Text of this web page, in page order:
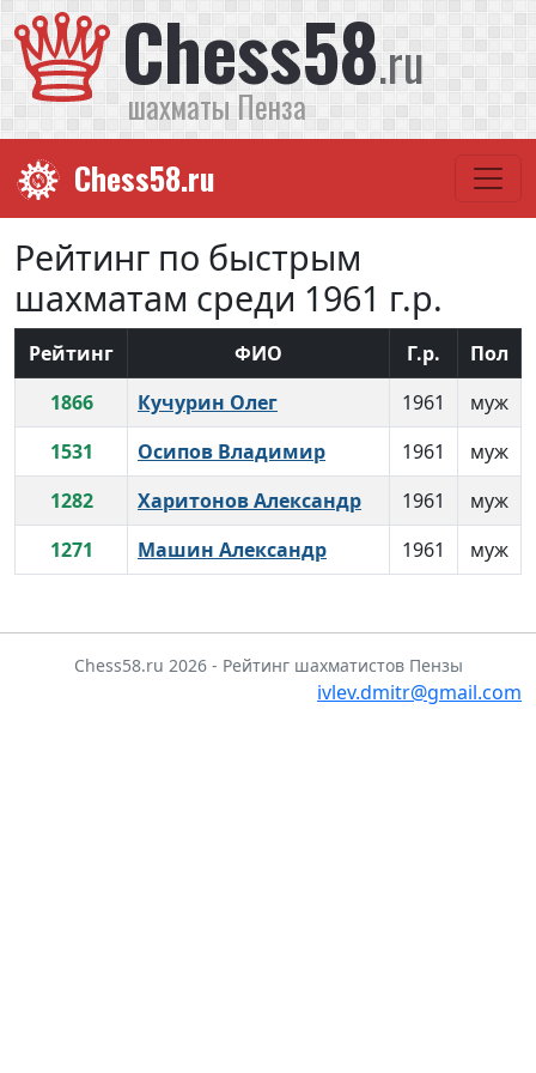
Chess58.ru
шахматы Пенза
Chess58.ru
Рейтинг по быстрым
шахматам среди 1961 г.р.
Рейтинг ФИО Г.р.
Пол
1866
Кучурин Олег 1961
муж
1531
Осипов Владимир 1961
муж
1282
Харитонов Александр 1961
муж
1271
Машин Александр 1961 муж
Chess58.ru 2026 - Рейтинг шахматистов Пензы
ivlev.dmitr@gmail.com